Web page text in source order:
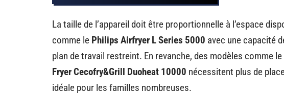
La taille de l’appareil doit être proportionnelle à l’espace
comme le Philips Airfryer L Series 5000 avec une capacité
plan de travail restreint. En revanche, des modèles comme le
Fryer Cecofry&Grill Duoheat 10000 nécessitent plus de
idéale pour les familles nombreuses.